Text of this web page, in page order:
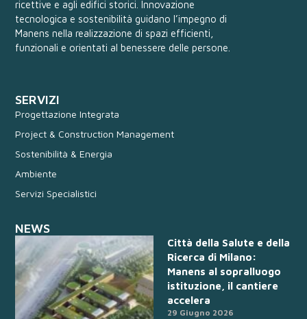
ricettive e agli edifici storici. Innovazione
tecnologica e sostenibilità guidano l’impegno di
Manens nella realizzazione di spazi efficienti,
funzionali e orientati al benessere delle persone.
SERVIZI
Progettazione Integrata
Project & Construction Management
Sostenibilità & Energia
Ambiente
Servizi Specialistici
NEWS
Città della Salute e della
Ricerca di Milano:
Manens al sopralluogo
istituzione, il cantiere
accelera
29 Giugno 2026